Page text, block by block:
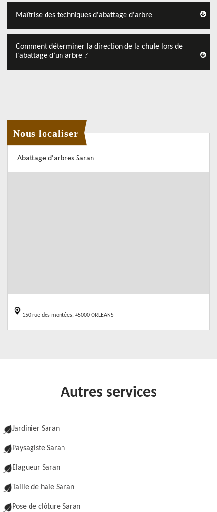
Maîtrise des techniques d'abattage d'arbre
Comment déterminer la direction de la chute lors de
l’abattage d’un arbre ?
Nous localiser
Abattage d'arbres Saran
150 rue des montées, 45000 ORLEANS
Autres services
Jardinier Saran
Paysagiste Saran
Elagueur Saran
Taille de haie Saran
Pose de clôture Saran